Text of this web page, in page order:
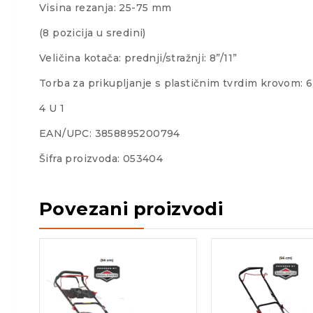
Visina rezanja: 25-75 mm
(8 pozicija u sredini)
Veličina kotača: prednji/stražnji: 8”/11”
Torba za prikupljanje s plastičnim tvrdim krovom:
4 U 1
EAN/UPC: 3858895200794
Šifra proizvoda: 053404
Povezani proizvodi